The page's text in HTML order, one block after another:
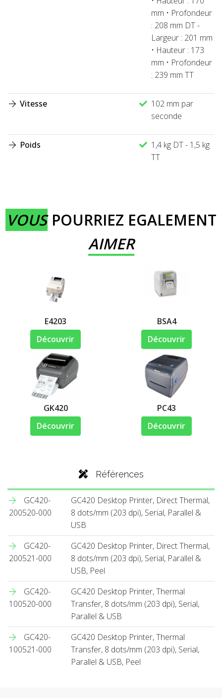
mm • Profondeur
: 208 mm DT -
Largeur : 201 mm
• Hauteur : 173
mm • Profondeur
: 239 mm TT
Vitesse
102 mm par
seconde
Poids
1,4 kg DT - 1,5 kg
TT
VOUSPOURRIEZ EGALEMENT
AIMER
E4203
Découvrir
BSA4
Découvrir
GK420
Découvrir
PC43
Découvrir
Références
GC420-
200520-000
GC420 Desktop Printer, Direct Thermal,
8 dots/mm (203 dpi), Serial, Parallel &
USB
GC420-
200521-000
GC420 Desktop Printer, Direct Thermal,
8 dots/mm (203 dpi), Serial, Parallel &
USB, Peel
GC420-
100520-000
GC420 Desktop Printer, Thermal
Transfer, 8 dots/mm (203 dpi), Serial,
Parallel & USB
GC420-
100521-000
GC420 Desktop Printer, Thermal
Transfer, 8 dots/mm (203 dpi), Serial,
Parallel & USB, Peel